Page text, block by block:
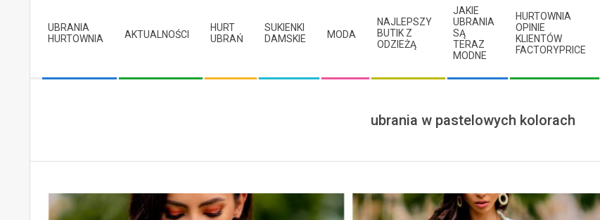
Menu
UBRANIA
HURTOWNIA
AKTUALNOŚCI
HURT
UBRAŃ
SUKIENKI
DAMSKIE
MODA
NAJLEPSZY
BUTIK Z
ODZIEŻĄ
JAKIE
UBRANIA
SĄ
TERAZ
MODNE
HURTOWNIA
OPINIE
KLIENTÓW
FACTORYPRICE
ubrania w pastelowych kolorach